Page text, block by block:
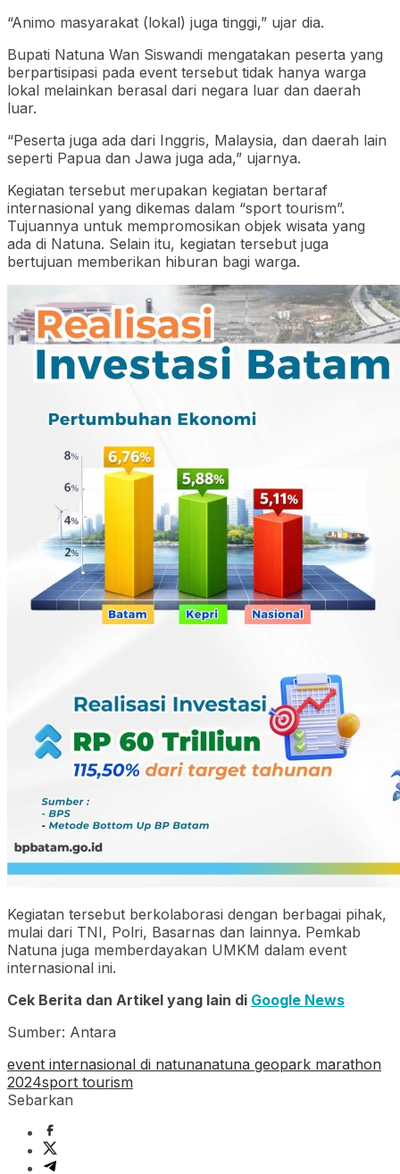
“Animo masyarakat (lokal) juga tinggi,” ujar dia.
Bupati Natuna Wan Siswandi mengatakan peserta yang
berpartisipasi pada event tersebut tidak hanya warga
lokal melainkan berasal dari negara luar dan daerah
luar.
“Peserta juga ada dari Inggris, Malaysia, dan daerah lain
seperti Papua dan Jawa juga ada,” ujarnya.
Kegiatan tersebut merupakan kegiatan bertaraf
internasional yang dikemas dalam “sport tourism”.
Tujuannya untuk mempromosikan objek wisata yang
ada di Natuna. Selain itu, kegiatan tersebut juga
bertujuan memberikan hiburan bagi warga.
Kegiatan tersebut berkolaborasi dengan berbagai pihak,
mulai dari TNI, Polri, Basarnas dan lainnya. Pemkab
Natuna juga memberdayakan UMKM dalam event
internasional ini.
Cek Berita dan Artikel yang lain di Google News
Sumber: Antara
event internasional di natunanatuna geopark marathon
2024sport tourism
Sebarkan